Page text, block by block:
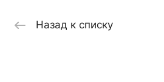
Назад к списку